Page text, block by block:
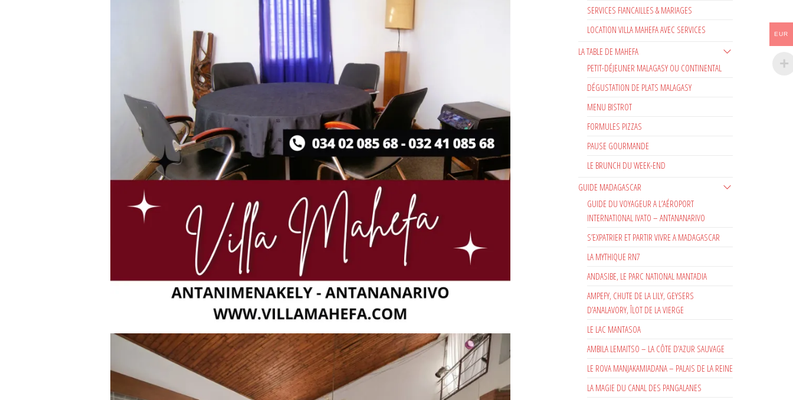
SERVICES FIANCAILLES & MARIAGES
LOCATION VILLA MAHEFA AVEC SERVICES
LA TABLE DE MAHEFA
PETIT-DÉJEUNER MALAGASY OU CONTINENTAL
DÉGUSTATION DE PLATS MALAGASY
MENU BISTROT
FORMULES PIZZAS
PAUSE GOURMANDE
LE BRUNCH DU WEEK-END
GUIDE MADAGASCAR
GUIDE DU VOYAGEUR A L’AÉROPORT
INTERNATIONAL IVATO – ANTANANARIVO
S’EXPATRIER ET PARTIR VIVRE A MADAGASCAR
LA MYTHIQUE RN7
ANDASIBE, LE PARC NATIONAL MANTADIA
AMPEFY, CHUTE DE LA LILY, GEYSERS
D’ANALAVORY, ÎLOT DE LA VIERGE
LE LAC MANTASOA
AMBILA LEMAITSO – LA CÔTE D’AZUR SAUVAGE
LE ROVA MANJAKAMIADANA – PALAIS DE LA REINE
LA MAGIE DU CANAL DES PANGALANES
EUR